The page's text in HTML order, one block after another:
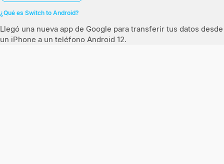
¿Qué es Switch to Android?
Llegó una nueva app de Google para transferir tus datos desde
un iPhone a un teléfono Android 12.